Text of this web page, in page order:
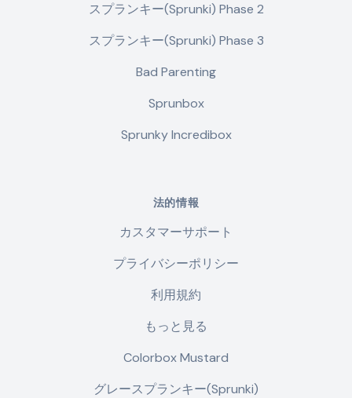
スプランキー(Sprunki) Phase 2
スプランキー(Sprunki) Phase 3
Bad Parenting
Sprunbox
Sprunky Incredibox
法的情報
カスタマーサポート
プライバシーポリシー
利用規約
もっと見る
Colorbox Mustard
グレースプランキー(Sprunki)